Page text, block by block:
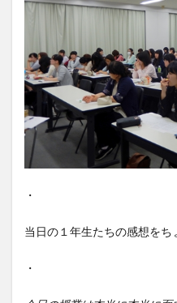
・
当日の１年生たちの感想をち
・